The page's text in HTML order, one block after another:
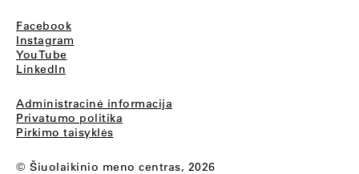
Facebook
Instagram
YouTube
LinkedIn
Administracinė informacija
Privatumo politika
Pirkimo taisyklės
© Šiuolaikinio meno centras, 2026